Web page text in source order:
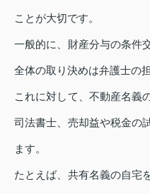
ことが大切です。
一般的に、財産分与の条件
全体の取り決めは弁護士の
これに対して、不動産名義
司法書士、売却益や税金の
ます。
たとえば、共有名義の自宅